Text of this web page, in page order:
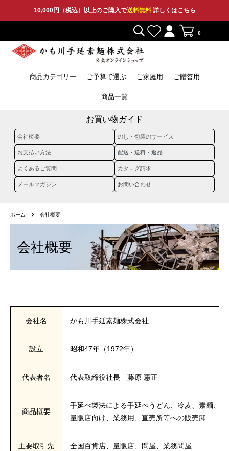
10,000円（税込）以上のご購入で送料無料詳しくはこちら
0
商品カテゴリー
うどん
そうめん
ひやむぎ
そば
つゆ
セット
その他
特産品
ご予算で選ぶ
〜1,999円
2,000円〜
3,000円〜
5,000円〜
10,000円〜
ご家庭用
うどん
そうめん
ひやむぎ
そば
つゆ
セット
その他
ご贈答用
うどん
そうめん
ひやむぎ
そば
セット
その他
商品一覧
お買い物ガイド
会社概要 のし・包装のサービス
お支払い方法 配送・送料・返品
よくあるご質問 カタログ請求
メールマガジン お問い合わせ
ホーム 会社概要
会社概要
会社名 かも川手延素麺株式会社
設立 昭和47年（1972年）
代表者名 代表取締役社長 藤原 憲正
商品概要
手延べ製法による手延べうどん、冷麦、素麺、
量販店向け、業務用、直売所等への販売卸
主要取引先 全国百貨店、量販店、問屋、業務問屋